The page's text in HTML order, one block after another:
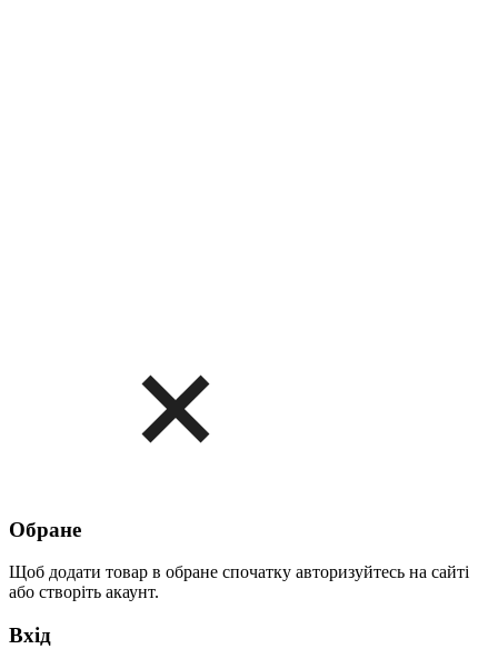
Обране
Щоб додати товар в обране спочатку авторизуйтесь на сайті
або створіть акаунт.
Вхід